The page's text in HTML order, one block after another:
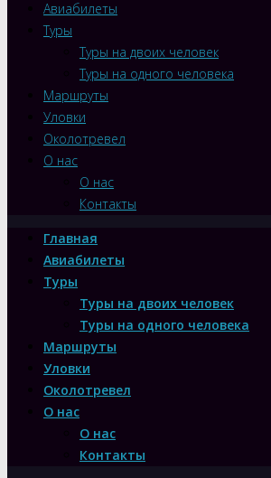
Авиабилеты
Туры
Туры на двоих человек
Туры на одного человека
Маршруты
Уловки
Околотревел
О нас
О нас
Контакты
Главная
Авиабилеты
Туры
Туры на двоих человек
Туры на одного человека
Маршруты
Уловки
Околотревел
О нас
О нас
Контакты